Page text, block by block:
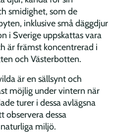
smidighet, som de
inklusive små däggdjur
i Sverige uppskattas vara
främst koncentrerad i
och Västerbotten.
är en sällsynt och
möjlig under vintern när
turer i dessa avlägsna
observera dessa
miljö.